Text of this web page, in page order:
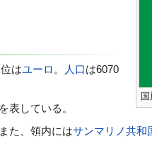
はユーロ 。 人口は6070
表している。
た、領内にはサンマリノ共和